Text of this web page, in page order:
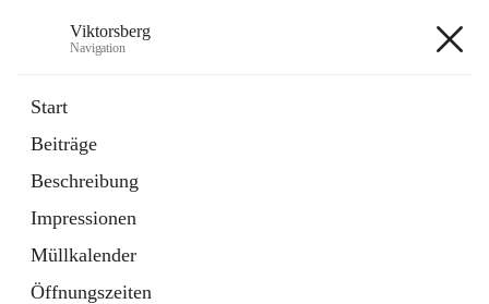
Viktorsberg
Navigation
Start
Beiträge
Beschreibung
Impressionen
Müllkalender
Öffnungszeiten
1 Schnellzugriff
Bürgerservice
10 Schnellzugriffe